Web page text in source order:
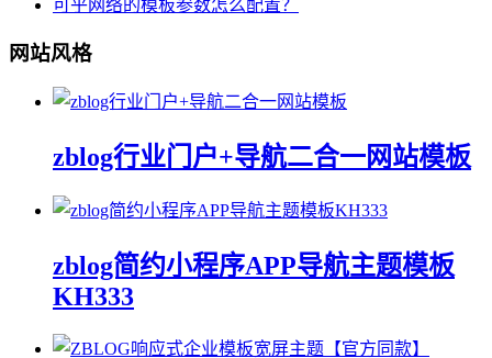
可乎网络的模板参数怎么配置？
网站风格
zblog行业门户+导航二合一网站模板
zblog简约小程序APP导航主题模板
KH333